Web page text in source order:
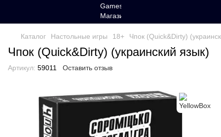
Каталог Настольные игры 18+ Чпок (Quick&Dirty)
Чпок (Quick&Dirty) (украинский язык)
Артикул: 59011 Оставить отзыв